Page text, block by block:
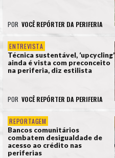
POR VOCÊ REPÓRTER DA PERIFERIA
ENTREVISTA
Técnica sustentável, ‘upcycling’
ainda é vista com preconceito
na periferia, diz estilista
POR VOCÊ REPÓRTER DA PERIFERIA
REPORTAGEM
Bancos comunitários
combatem desigualdade de
acesso ao crédito nas
periferias